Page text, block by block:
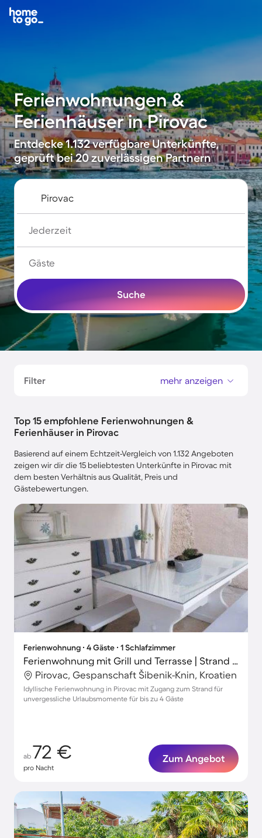
Ferienwohnungen &
Ferienhäuser in Pirovac
Entdecke 1.132 verfügbare Unterkünfte,
geprüft bei 20 zuverlässigen Partnern
Jederzeit
Gäste
Suche
Filter mehr anzeigen
Top 15 empfohlene Ferienwohnungen &
Ferienhäuser in Pirovac
Basierend auf einem Echtzeit-Vergleich von 1.132 Angeboten
zeigen wir dir die 15 beliebtesten Unterkünfte in Pirovac mit
dem besten Verhältnis aus Qualität, Preis und
Gästebewertungen.
Ferienwohnung ∙ 4 Gäste ∙ 1 Schlafzimmer
Ferienwohnung mit Grill und Terrasse | Strand in der Nähe
Pirovac, Gespanschaft Šibenik-Knin, Kroatien
Idyllische Ferienwohnung in Pirovac mit Zugang zum Strand für
unvergessliche Urlaubsmomente für bis zu 4 Gäste
ab 72 €
pro Nacht
Zum Angebot